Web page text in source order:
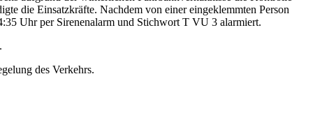
die Einsatzkräfte. Nachdem von einer eingeklemmten Person
Uhr per Sirenenalarm und Stichwort T VU 3 alarmiert.
des Verkehrs.